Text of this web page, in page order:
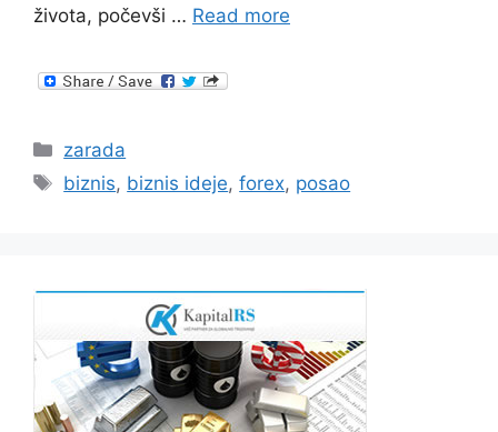
života, počevši … Read more
Categories
zarada
Tags
biznis, biznis ideje,forex, posao